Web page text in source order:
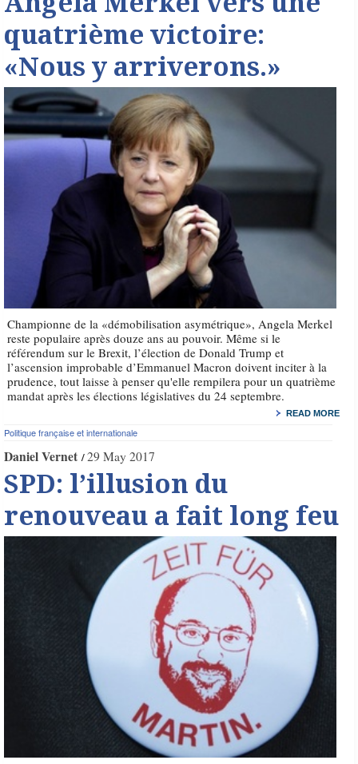
quatrième victoire:
«Nous y arriverons.»
Championne de la «démobilisation asymétrique», Angela Merkel
reste populaire après douze ans au pouvoir. Même si le
référendum sur le Brexit, l’élection de Donald Trump et
l’ascension improbable d’Emmanuel Macron doivent inciter à la
prudence, tout laisse à penser qu'elle rempilera pour un quatrième
mandat après les élections législatives du 24 septembre.
READ MORE
Politique française et internationale
Daniel Vernet 29 May 2017
SPD: l’illusion du
renouveau a fait long feu